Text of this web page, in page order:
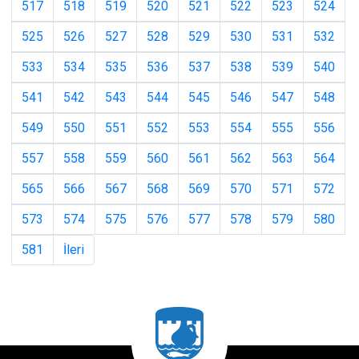
517 518 519 520 521 522 523
524
525
526 527 528 529 530 531
532
533
534 535 536 537 538 539
540
541
542 543 544 545 546 547
548
549
550 551 552 553 554 555
556
557
558 559 560 561 562 563
564
565
566 567 568 569 570 571
572
573
574 575 576 577 578 579
580
581
İleri